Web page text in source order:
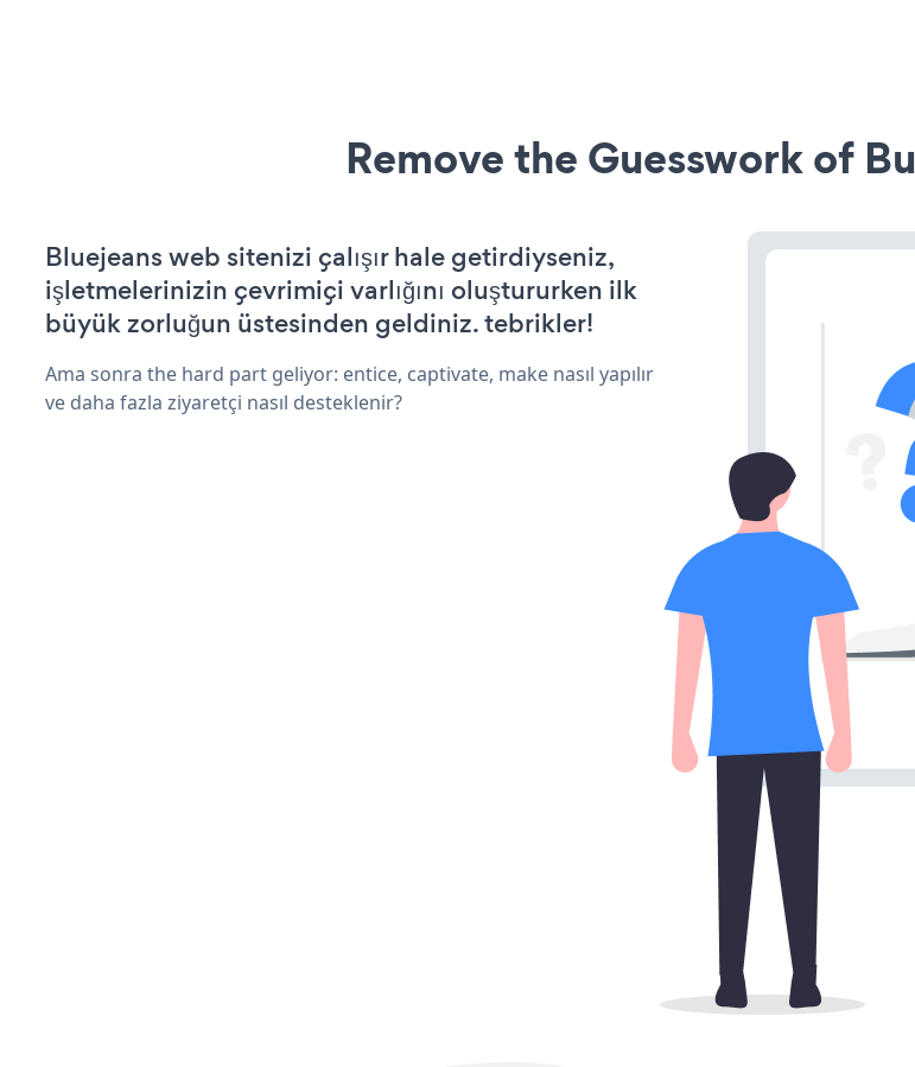
Remove the Guesswork of
Bluejeans web sitenizi çalışır hale getirdiyseniz,
işletmelerinizin çevrimiçi varlığını oluştururken ilk
büyük zorluğun üstesinden geldiniz. tebrikler!
Ama sonra the hard part geliyor: entice, captivate, make nasıl yapılır
ve daha fazla ziyaretçi nasıl desteklenir?